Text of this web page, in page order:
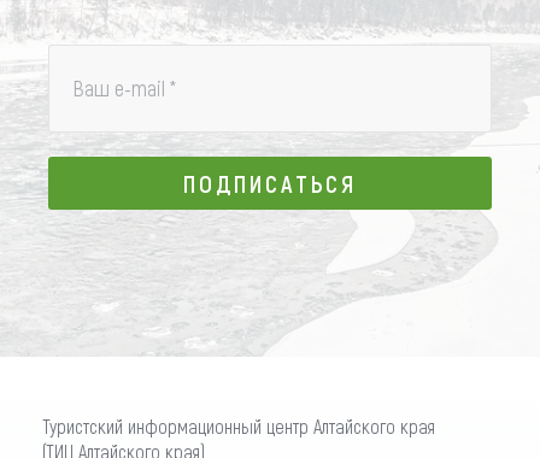
Ваш e-mail *
ПОДПИСАТЬСЯ
ПОДПИСАТЬСЯ
Туристский информационный центр Алтайского края
(ТИЦ Алтайского края)